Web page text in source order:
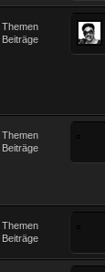
Themen
Beiträge
Themen
Beiträge
Themen
Beiträge